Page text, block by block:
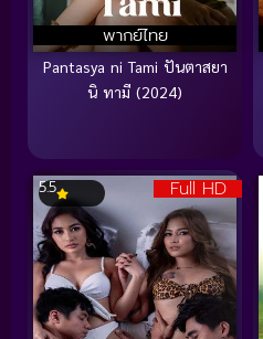
พากย์ไทย
Pantasya ni Tami ปันตาสยา
นิ ทามี (2024)
Full HD
5.5